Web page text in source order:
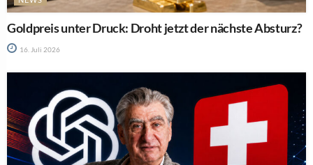
Goldpreis unter Druck: Droht jetzt der nächste Absturz?
16. Juli 2026